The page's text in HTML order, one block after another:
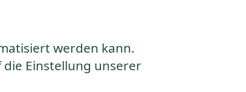
werden kann.
Einstellung unserer